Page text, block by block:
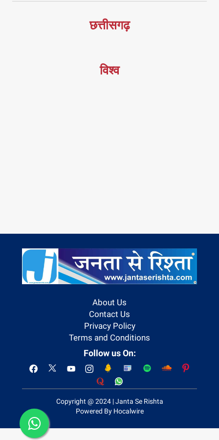
छत्तीसगढ़
विश्व
About Us
Contact Us
Privacy Policy
Terms and Conditions
Follow us On:
Copyright @ 2024 | Janta Se Rishta
Powered By Hocalwire